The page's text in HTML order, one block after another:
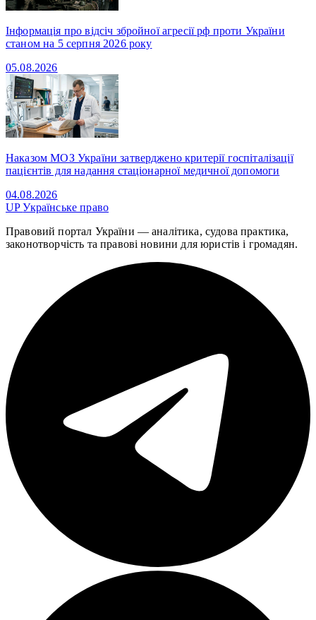
Інформація про відсіч збройної агресії рф проти України
станом на 5 серпня 2026 року
05.08.2026
Наказом МОЗ України затверджено критерії госпіталізації
пацієнтів для надання стаціонарної медичної допомоги
04.08.2026
UPУкраїнське право
Правовий портал України — аналітика, судова практика,
законотворчість та правові новини для юристів і громадян.